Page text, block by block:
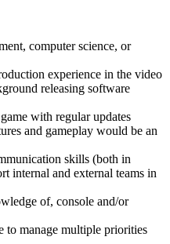
computer science, or
experience in the video
releasing software
with regular updates
and gameplay would be an
skills (both in
internal and external teams in
of, console and/or
to manage multiple priorities